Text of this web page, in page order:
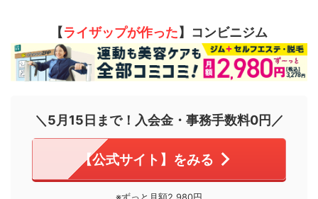
【ライザップが作った】コンビニジム
＼5月15日まで！入会金・事務手数料0円／
【公式サイト】をみる